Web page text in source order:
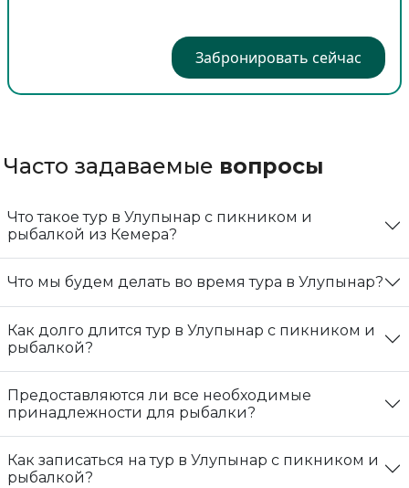
Забронировать сейчас
Часто задаваемые вопросы
Что такое тур в Улупынар с пикником и
рыбалкой из Кемера?
Что мы будем делать во время тура в Улупынар?
Как долго длится тур в Улупынар с пикником и
рыбалкой?
Предоставляются ли все необходимые
принадлежности для рыбалки?
Как записаться на тур в Улупынар с пикником и
рыбалкой?